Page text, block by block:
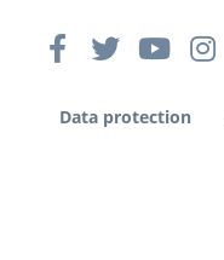
Data protection